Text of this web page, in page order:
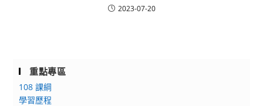
2023-07-20
重點專區
108 課綱
學習歷程